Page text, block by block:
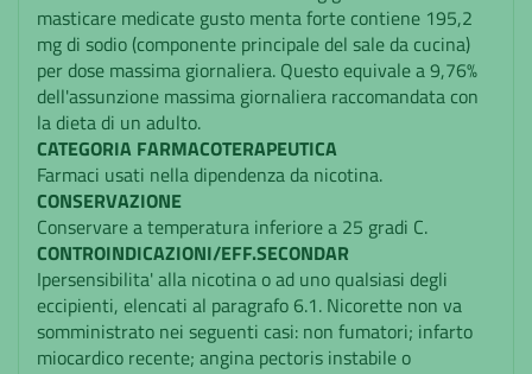
masticare medicate gusto menta forte contiene 195,2
mg di sodio (componente principale del sale da cucina)
per dose massima giornaliera. Questo equivale a 9,76%
dell'assunzione massima giornaliera raccomandata con
la dieta di un adulto.
CATEGORIA FARMACOTERAPEUTICA
Farmaci usati nella dipendenza da nicotina.
CONSERVAZIONE
Conservare a temperatura inferiore a 25 gradi C.
CONTROINDICAZIONI/EFF.SECONDAR
Ipersensibilita' alla nicotina o ad uno qualsiasi degli
eccipienti, elencati al paragrafo 6.1. Nicorette non va
somministrato nei seguenti casi: non fumatori; infarto
miocardico recente; angina pectoris instabile o